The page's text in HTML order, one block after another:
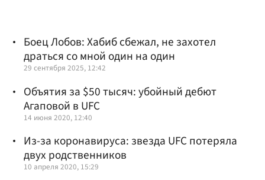
Боец Лобов: Хабиб сбежал, не захотел
драться со мной один на один
29 сентября 2025, 12:42
Объятия за $50 тысяч: убойный дебют
Агаповой в UFC
14 июня 2020, 12:40
Из-за коронавируса: звезда UFC потеряла
двух родственников
10 апреля 2020, 15:29